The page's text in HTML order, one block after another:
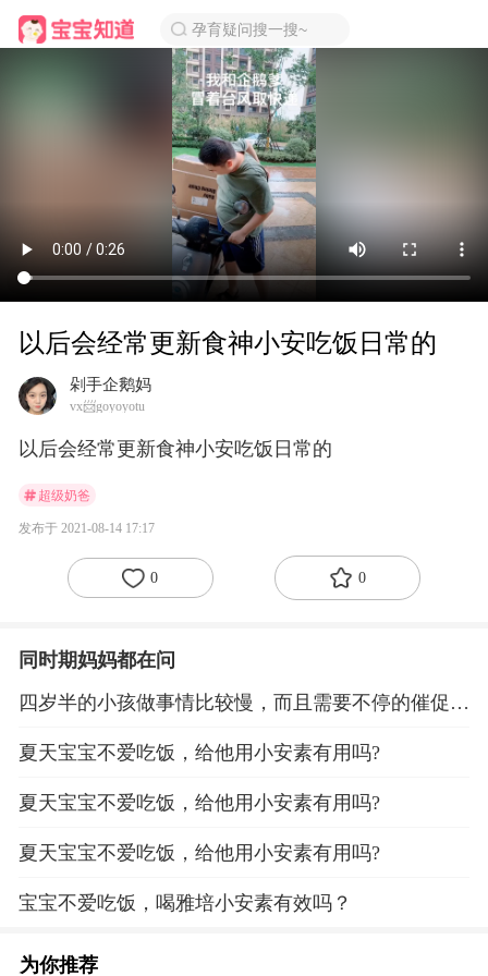
孕育疑问搜一搜~
以后会经常更新食神小安吃饭日常的
剁手企鹅妈
vx📨goyoyotu
以后会经常更新食神小安吃饭日常的
超级奶爸
发布于 2021-08-14 17:17
0 0
同时期妈妈都在问
四岁半的小孩做事情比较慢，而且需要不停的催促5
么办？
夏天宝宝不爱吃饭，给他用小安素有用吗?
夏天宝宝不爱吃饭，给他用小安素有用吗?
夏天宝宝不爱吃饭，给他用小安素有用吗?
宝宝不爱吃饭，喝雅培小安素有效吗？
为你推荐